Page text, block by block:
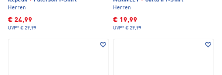
Herren
€ 24,99
UVP* € 29,99
Herren
€ 19,99
UVP* € 29,99